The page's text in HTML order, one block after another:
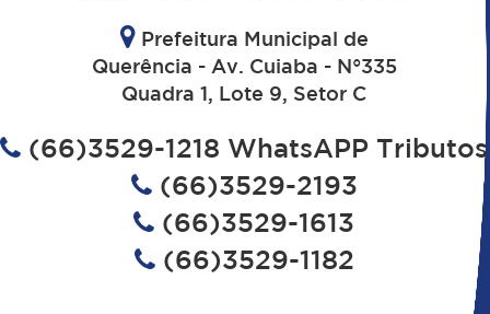
Prefeitura Municipal de
Querência - Av. Cuiaba - N°335
Quadra 1, Lote 9, Setor C
(66)3529-1218 WhatsAPP Tributos
(66)3529-2193
(66)3529-1613
(66)3529-1182